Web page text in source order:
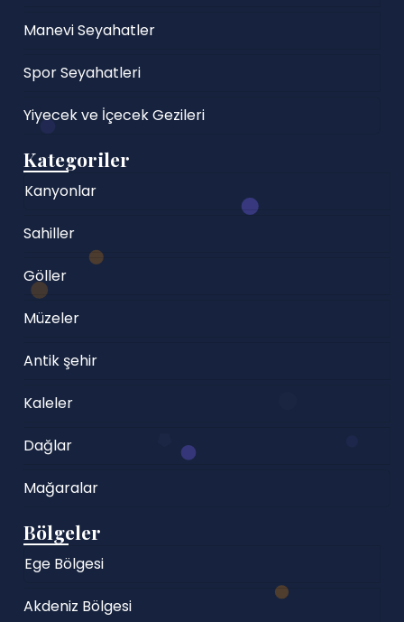
Manevi Seyahatler
Spor Seyahatleri
Yiyecek ve İçecek Gezileri
Kategoriler
Kanyonlar
Sahiller
Göller
Müzeler
Antik şehir
Kaleler
Dağlar
Mağaralar
Bölgeler
Ege Bölgesi
Akdeniz Bölgesi